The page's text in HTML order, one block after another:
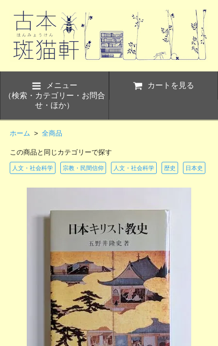
メニュー
（検索・カテゴリー・お問合
せ・ほか）
カートを見る
ホーム > 全商品
この商品と同じカテゴリーで探す
人文・社会科学 宗教・民間信仰 人文・社会科学 歴史 日本史